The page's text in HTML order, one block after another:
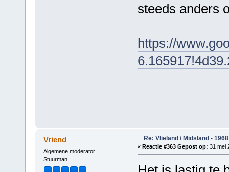
steeds anders
https://
Vriend
Algemene moderator
Stuurman
Re: Vlieland / Midsland - 1968
« Reactie #363 Gepost op: 31 mei